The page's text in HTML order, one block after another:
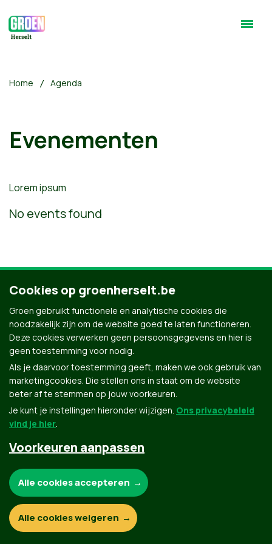
Home Agenda
Evenementen
Lorem ipsum
No events found
Groen.be
© Copyright Groen 2026 | Gemaakt metNationBuilder
Contact
Cookies op groenherselt.be
Groen gebruikt functionele en analytische cookies die
noodzakelijk zijn om de website goed te laten functioneren.
Deze cookies verwerken geen persoonsgegevens en hier is
geen toestemming voor nodig.
Als je daarvoor toestemming geeft, maken we ook gebruik van
marketingcookies. Die stellen ons in staat om de website
beter af te stemmen op jouw voorkeuren.
Je kunt je instellingen hieronder wijzigen. Ons privacybeleid
vind je hier.
Voorkeuren aanpassen
Functionele en analytische cookies:
Alle cookies accepteren
Alle cookies weigeren